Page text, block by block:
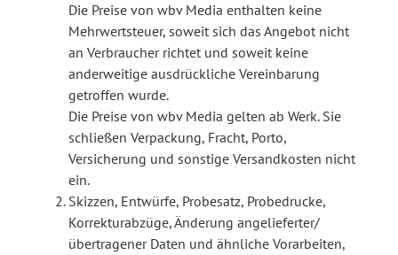
Die Preise von wbv Media enthalten keine
Mehrwertsteuer, soweit sich das Angebot nicht
an Verbraucher richtet und soweit keine
anderweitige ausdrückliche Vereinbarung
getroffen wurde.
Die Preise von wbv Media gelten ab Werk. Sie
schließen Verpackung, Fracht, Porto,
Versicherung und sonstige Versandkosten nicht
ein.
Skizzen, Entwürfe, Probesatz, Probedrucke,
Korrekturabzüge, Änderung angelieferter/
übertragener Daten und ähnliche Vorarbeiten,